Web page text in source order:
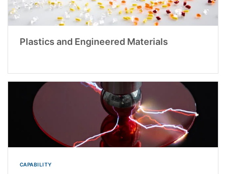
Plastics and Engineered Materials
CAPABILITY